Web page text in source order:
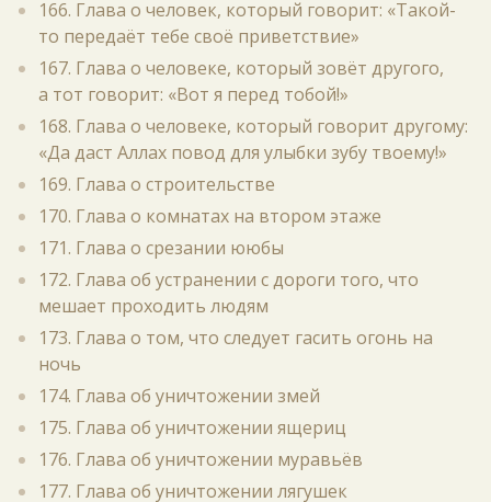
166. Глава о человек, который говорит: «Такой-
то передаёт тебе своё приветствие»
167. Глава о человеке, который зовёт другого,
а тот говорит: «Вот я перед тобой!»
168. Глава о человеке, который говорит другому:
«Да даст Аллах повод для улыбки зубу твоему!»
169. Глава о строительстве
170. Глава о комнатах на втором этаже
171. Глава о срезании ююбы
172. Глава об устранении с дороги того, что
мешает проходить людям
173. Глава о том, что следует гасить огонь на
ночь
174. Глава об уничтожении змей
175. Глава об уничтожении ящериц
176. Глава об уничтожении муравьёв
177. Глава об уничтожении лягушек